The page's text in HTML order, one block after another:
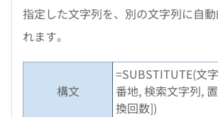
指定した文字列を、別の文字列に自
れます。
構文
=SUBSTITUTE(文
番地, 検索文字列,
換回数])